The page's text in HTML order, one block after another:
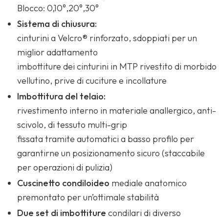
Blocco: 0,10°,20°,30°
Sistema di chiusura:
cinturini a Velcro® rinforzato, sdoppiati per un
miglior adattamento
imbottiture dei cinturini in MTP rivestito di morbido
vellutino, prive di cuciture e incollature
Imbottitura del telaio:
rivestimento interno in materiale anallergico, anti-
scivolo, di tessuto multi-grip
fissata tramite automatici a basso profilo per
garantirne un posizionamento sicuro (staccabile
per operazioni di pulizia)
Cuscinetto condiloideo mediale anatomico
premontato per un’ottimale stabilità
Due set di imbottiture condilari di diverso